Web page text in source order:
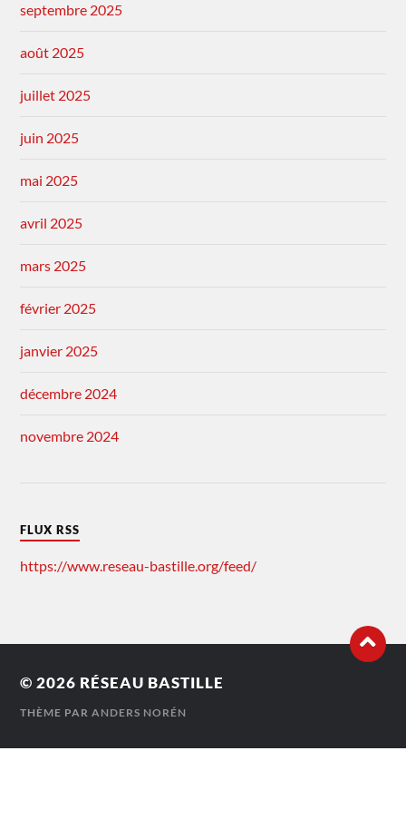
septembre 2025
août 2025
juillet 2025
juin 2025
mai 2025
avril 2025
mars 2025
février 2025
janvier 2025
décembre 2024
novembre 2024
FLUX RSS
https://www.reseau-bastille.org/feed/
© 2026 RÉSEAU BASTILLE
THÈME PARANDERS NORÉN